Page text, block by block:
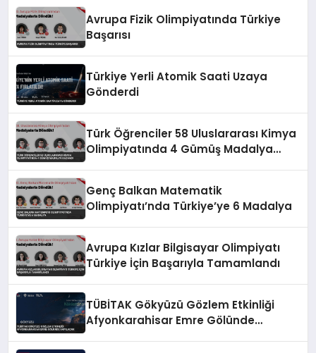
Avrupa Fizik Olimpiyatında Türkiye
Başarısı
Türkiye Yerli Atomik Saati Uzaya
Gönderdi
Türk Öğrenciler 58 Uluslararası Kimya
Olimpiyatında 4 Gümüş Madalya
Genç Balkan Matematik
Olimpiyatı’nda Türkiye’ye 6 Madalya
Avrupa Kızlar Bilgisayar Olimpiyatı
Türkiye İçin Başarıyla Tamamlandı
TÜBİTAK Gökyüzü Gözlem Etkinliği
Afyonkarahisar Emre Gölünde